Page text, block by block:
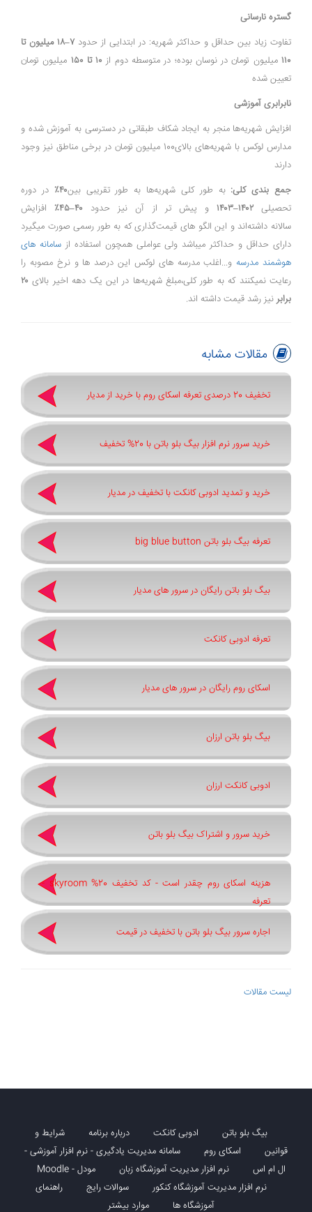
گستره نارسانی
تفاوت زیاد بین حداقل و حداکثر شهریه: در ابتدایی از حدود
۷–۱۸ میلیون تا
۱۱۰میلیون تومان در نوسان بوده؛ در متوسطه دوم از ۱۰ تا ۱۵۰
میلیون تومان
تعیین شده
نابرابری آموزشی
افزایش شهریه‌ها منجر به ایجاد شکاف طبقاتی در دسترسی به آموزش شده و
مدارس لوکس با شهریه‌های بالای100 میلیون تومان در برخی مناطق نیز وجود
دارند
جمع بندی کلی: به طور کلی شهریه‌ها به طور تقریبی بین۴۰٪
در دوره
تحصیلی۱۴۰۲–۱۴۰۳ و پیش تر از آن نیز حدود ۴۰–۴۵٪
افزایش
سالانه داشته‌اند و این الگو های قیمت‌گذاری که به طور رسمی صورت میگیرد
دارای حداقل و حداکثر میباشد ولی عواملی همچون استفاده ازسامانه های
هوشمند مدرسه و...اغلب مدرسه های لوکس این درصد ها و نرخ مصوبه را
رعایت نمیکنند که به طور کلی،مبلغ شهریه‌ها در این یک دهه اخیر بالای ۲۰
برابر نیز رشد قیمت داشته اند.
مقالات مشابه
تخفیف 20 درصدی تعرفه اسکای روم با خرید از مدیار
خرید سرور نرم افزار بیگ بلو باتن با 20% تخفیف
خرید و تمدید ادوبی کانکت با تخفیف در مدیار
تعرفه بیگ بلو باتن big blue button
بیگ بلو باتن رایگان در سرور های مدیار
تعرفه ادوبی کانکت
اسکای روم رایگان در سرور های مدیار
بیگ بلو باتن ارزان
ادوبی کانکت ارزان
خرید سرور و اشتراک بیگ بلو باتن
هزینه اسکای روم چقدر است - کد تخفیف 20% skyroom -
تعرفه
اجاره سرور بیگ بلو باتن با تخفیف در قیمت
لیست مقالات
بیگ بلو باتن ادوبی کانکت درباره برنامه
شرایط و
قوانین
اسکای روم
سامانه مدیریت یادگیری - نرم افزار آموزشی -
ال ام اس
نرم افزار مدیریت آموزشگاه زبان
مودل - Moodle
نرم افزار مدیریت آموزشگاه کنکور
سوالات رایج
راهنمای
آموزشگاه ها
موارد بیشتر